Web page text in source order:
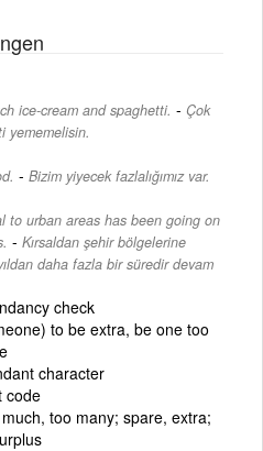
ice-cream and spaghetti. - Çok
yememelisin.
- Bizim yiyecek fazlalığımız var.
to urban areas has been going on
- Kırsaldan şehir bölgelerine
daha fazla bir süredir devam
check
to be extra, be one too
character
code
too many; spare, extra;